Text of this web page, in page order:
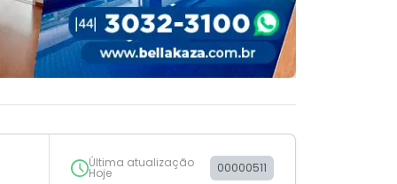
Última atualização
Hoje 00000511